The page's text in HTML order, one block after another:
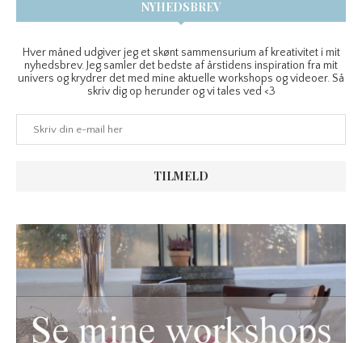
NYHEDSBREV
Hver måned udgiver jeg et skønt sammensurium af kreativitet i mit
nyhedsbrev. Jeg samler det bedste af årstidens inspiration fra mit
univers og krydrer det med mine aktuelle workshops og videoer. Så
skriv dig op herunder og vi tales ved <3